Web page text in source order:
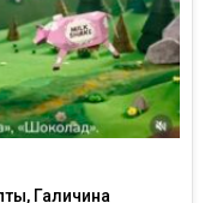
Галичина